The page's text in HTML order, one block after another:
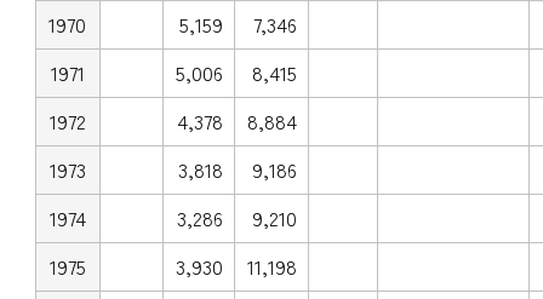
1970
5,159
7,346
1971
5,006
8,415
1972
4,378
8,884
1973
3,818
9,186
1974
3,286
9,210
1975
3,930
11,198